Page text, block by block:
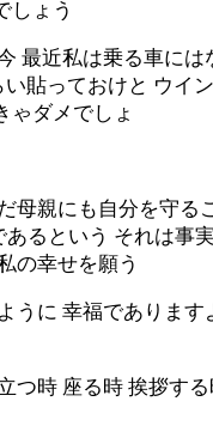
しょう
近私は乗る車に
貼っておけと ウ
ゃダメでしょ
親にも自分を守
るという それは事
の幸せを願う
に 幸福でありま
時 座る時 挨拶す